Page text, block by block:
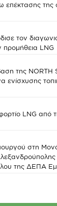
επέκτασης της
τον
προμήθεια LNG
της NORTH
ενίσχυσης
LNG από
στη
της ΔΕΠΑ